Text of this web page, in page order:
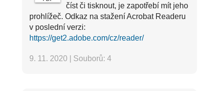
číst či tisknout, je zapotřebí mít jeho
prohlížeč. Odkaz na stažení Acrobat Readeru
v poslední verzi:
https://get2.adobe.com/cz/reader/
9. 11. 2020 Souborů: 4